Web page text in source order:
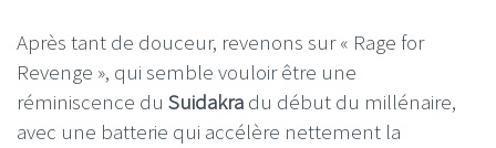
Après tant de douceur, revenons sur « Rage for
Revenge », qui semble vouloir être une
réminiscence du Suidakra du début du millénaire,
avec une batterie qui accélère nettement la